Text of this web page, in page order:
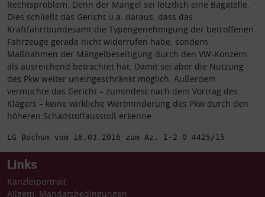
Rechtsproblem. Denn der Mangel sei letztlich eine Bagatelle.
Dies schließt das Gericht u.a. daraus, dass das
Kraftfahrtbundesamt die Typengenehmigung der betroffenen
Fahrzeuge gerade nicht widerrufen habe, sondern
Maßnahmen der Mängelbeseitigung durch den VW-Konzern
als ausreichend betrachtet hat. Damit sei aber die Nutzung
des Pkw weiter uneingeschränkt möglich. Außerdem
vermochte das Gericht – zumindest nach dem Vortrag des
Klägers – keine wirkliche Wertminderung des Pkw durch den
höheren Schadstoffausstoß erkenne.
LG Bochum vom 16.03.2016 zum Az. I-2 O 4425/15
Links
Kanzleiportrait
Allgem. Mandatsbedingungen